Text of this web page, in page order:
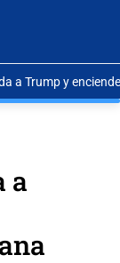
a Trump y
a